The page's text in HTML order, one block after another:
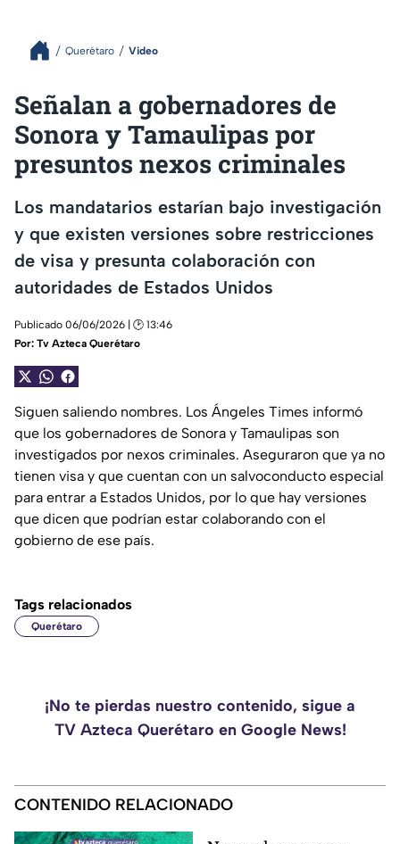
Querétaro Video
Señalan a gobernadores de
Sonora y Tamaulipas por
presuntos nexos criminales
Los mandatarios estarían bajo investigación
y que existen versiones sobre restricciones
de visa y presunta colaboración con
autoridades de Estados Unidos
Publicado 06/06/2026 | 🕑 13:46
Por: Tv Azteca Querétaro
Siguen saliendo nombres. Los Ángeles Times informó
que los gobernadores de Sonora y Tamaulipas son
investigados por nexos criminales. Aseguraron que ya no
tienen visa y que cuentan con un salvoconducto especial
para entrar a Estados Unidos, por lo que hay versiones
que dicen que podrían estar colaborando con el
gobierno de ese país.
Tags relacionados
Querétaro
¡No te pierdas nuestro contenido, sigue a
TV Azteca Querétaro en Google News!
CONTENIDO RELACIONADO